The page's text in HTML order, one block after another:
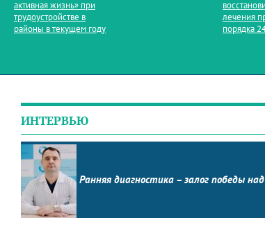
активная жизнь» при
трудоустройстве в
районы в текущем году
лечения
порядка
ИНТЕРВЬЮ
Ранняя диагностика – залог победы